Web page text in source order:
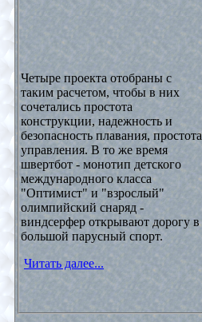
Четыре проекта отобраны с
таким расчетом, чтобы в них
сочетались простота
конструкции, надежность и
безопасность плавания, простота
управления. В то же время
швертбот - монотип детского
международного класса
"Оптимист" и "взрослый"
олимпийский снаряд -
виндсерфер открывают дорогу в
большой парусный спорт.
Читать далее...